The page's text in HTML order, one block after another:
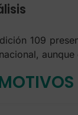
109